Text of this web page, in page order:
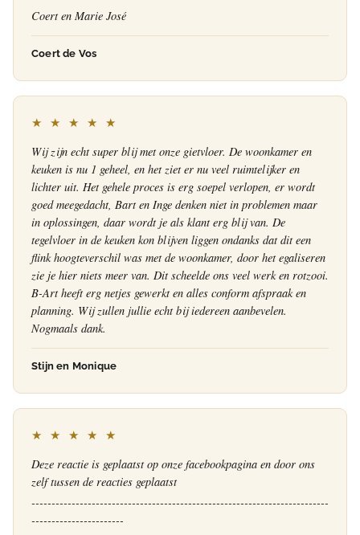
Coert en Marie José
Coert de Vos
★ ★ ★ ★ ★
Wij zijn echt super blij met onze gietvloer. De woonkamer en
keuken is nu 1 geheel, en het ziet er nu veel ruimtelijker en
lichter uit. Het gehele proces is erg soepel verlopen, er wordt
goed meegedacht, Bart en Inge denken niet in problemen maar
in oplossingen, daar wordt je als klant erg blij van. De
tegelvloer in de keuken kon blijven liggen ondanks dat dit een
flink hoogteverschil was met de woonkamer, door het egaliseren
zie je hier niets meer van. Dit scheelde ons veel werk en rotzooi.
B-Art heeft erg netjes gewerkt en alles conform afspraak en
planning. Wij zullen jullie echt bij iedereen aanbevelen.
Nogmaals dank.
Stijn en Monique
★ ★ ★ ★ ★
Deze reactie is geplaatst op onze facebookpagina en door ons
zelf tussen de reacties geplaatst
--------------------------------------------------------------------------
-----------------------